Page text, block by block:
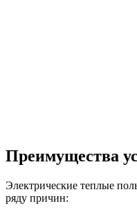
Преимущества
Электрические теплые
ряду причин: